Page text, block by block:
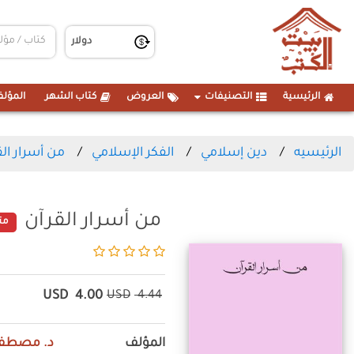
الرئيسية التصنيفات العروض كتاب الشهر
الرئيسيه دين إسلامي الفكر الإسلامي من أسرار
من أسرار القرآن
4.44
USD
4.00
USD
المؤلف د.